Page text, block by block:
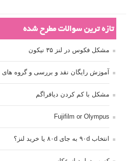
تازه ترین سوالات مطرح شده
مشکل فکوس در لنز ۳۵ نیکون
آموزش رایگان نقد و بررسی و گروه های
مشکل با کم کردن دیافراگم
Fujifilm or Olympus
انتخاب ۹۰d به جای ۸۰d یا خرید لنز؟